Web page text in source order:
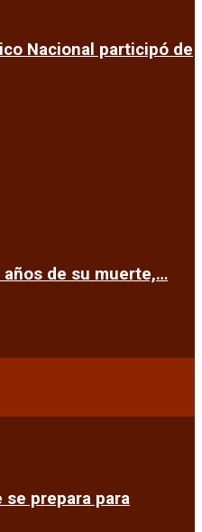
Nacional participó de
años de su muerte,…
se prepara para